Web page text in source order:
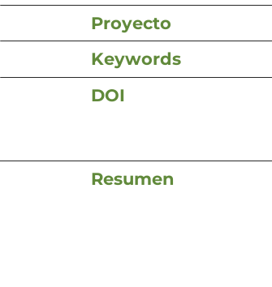
Proyecto
Keywords
DOI
Resumen